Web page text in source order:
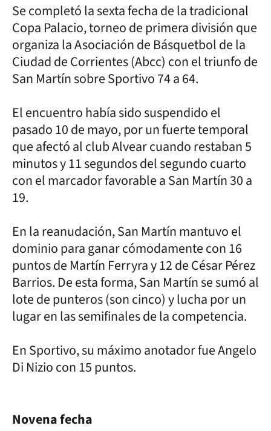
Se completó la sexta fecha de la tradicional
Copa Palacio, torneo de primera división que
organiza la Asociación de Básquetbol de la
Ciudad de Corrientes (Abcc) con el triunfo de
San Martín sobre Sportivo 74 a 64.
El encuentro había sido suspendido el
pasado 10 de mayo, por un fuerte temporal
que afectó al club Alvear cuando restaban 5
minutos y 11 segundos del segundo cuarto
con el marcador favorable a San Martín 30 a
19.
En la reanudación, San Martín mantuvo el
dominio para ganar cómodamente con 16
puntos de Martín Ferryra y 12 de César Pérez
Barrios. De esta forma, San Martín se sumó al
lote de punteros (son cinco) y lucha por un
lugar en las semifinales de la competencia.
En Sportivo, su máximo anotador fue Angelo
Di Nizio con 15 puntos.
Novena fecha